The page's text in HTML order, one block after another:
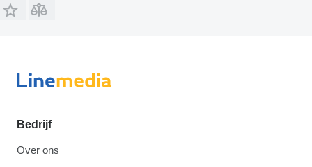
Bedrijf
Over ons